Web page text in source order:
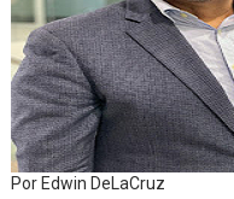
Por Edwin DeLaCruz